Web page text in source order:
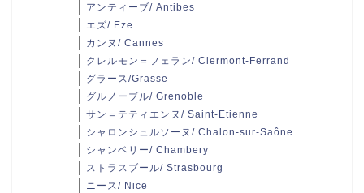
アンティーブ/ Antibes
エズ/ Eze
カンヌ/ Cannes
クレルモン＝フェラン/ Clermont-Ferrand
グラース/Grasse
グルノーブル/ Grenoble
サン＝テティエンヌ/ Saint-Etienne
シャロンシュルソーヌ/ Chalon-sur-Saône
シャンベリー/ Chambery
ストラスブール/ Strasbourg
ニース/ Nice